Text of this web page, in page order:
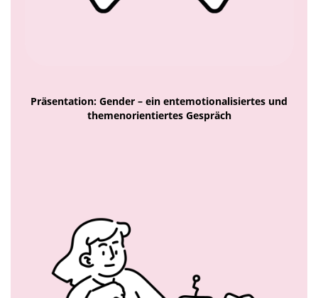
Präsentation: Gender – ein entemotionalisiertes und
themenorientiertes Gespräch